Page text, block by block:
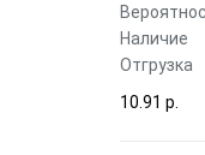
Наличие
Отгрузка
10.91 p.